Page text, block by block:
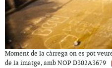
Moment de la càrrega on es pot
de la imatge, amb NOP D302A3679
|